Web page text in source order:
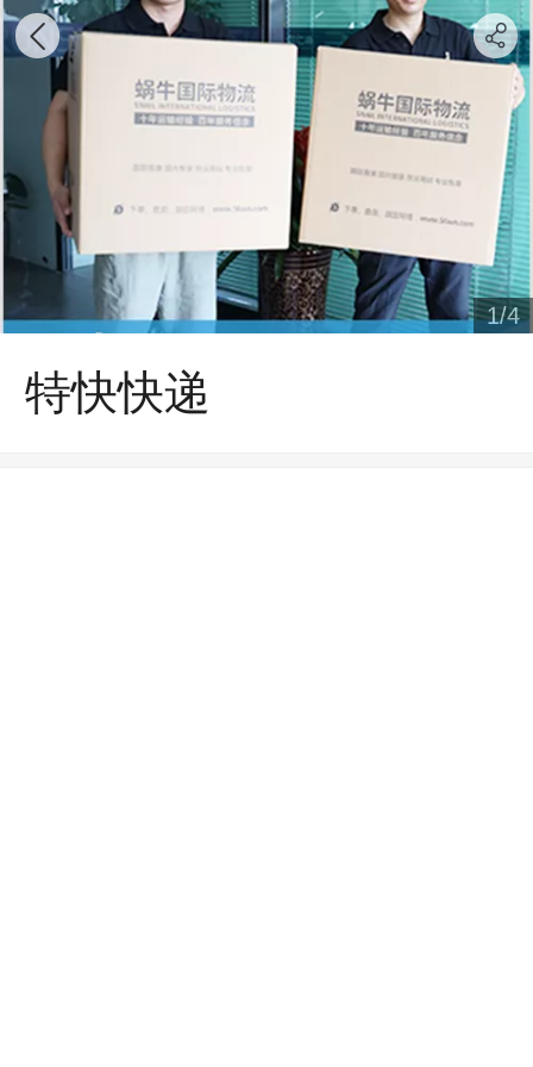
1/4
特快快递